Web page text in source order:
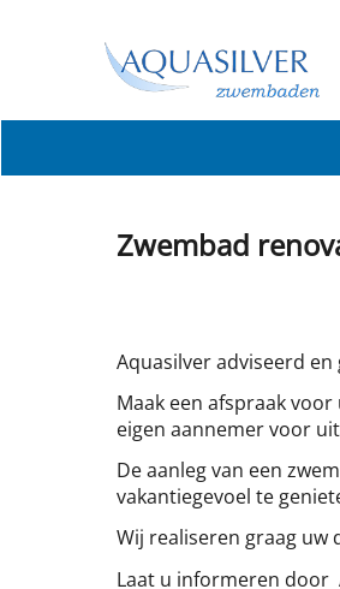
Zwembad
Aquasilver adviseerd
Maak een afspraak
eigen aannemer voor
De aanleg van een
vakantiegevoel te
Wij realiseren graag uw
Laat u informeren door